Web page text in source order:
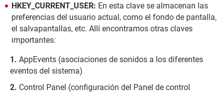
HKEY_CURRENT_USER: En esta clave se almacenan las
preferencias del usuario actual, como el fondo de pantalla,
el salvapantallas, etc. Allí encontramos otras claves
importantes:
AppEvents (asociaciones de sonidos a los diferentes
eventos del sistema)
Control Panel (configuración del Panel de control